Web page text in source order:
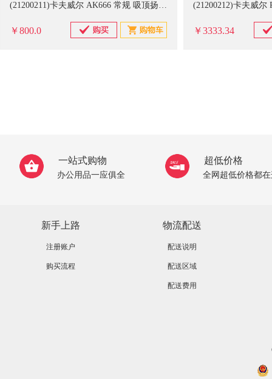
(21200211)卡夫威尔 AK666 常规 吸顶扬声器(单位：只)
￥800.0 ￥3333.34
一站式购物
办公用品一应俱全
超低价格
全网超低价格都
新手上路
注册账户
购买流程
物流配送
配送说明
配送区域
配送费用